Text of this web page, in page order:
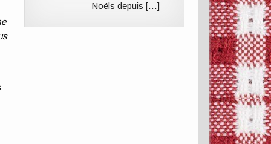
Noëls depuis […]